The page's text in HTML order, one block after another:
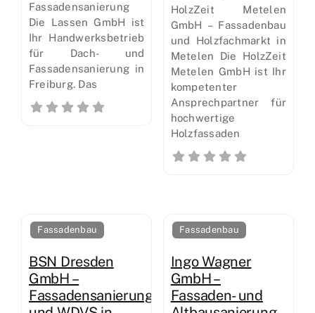
Fassadensanierung
Die Lassen GmbH ist
Ihr Handwerksbetrieb
für Dach- und
Fassadensanierung in
Freiburg. Das
HolzZeit Metelen
GmbH – Fassadenbau
und Holzfachmarkt in
Metelen Die HolzZeit
Metelen GmbH ist Ihr
kompetenter
Ansprechpartner für
hochwertige
Holzfassaden
Fassadenbau
BSN Dresden
GmbH –
Fassadensanierung
Fassadenbau
Ingo Wagner
GmbH –
Fassaden- und